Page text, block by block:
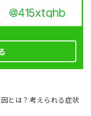
とは？考えられる症状